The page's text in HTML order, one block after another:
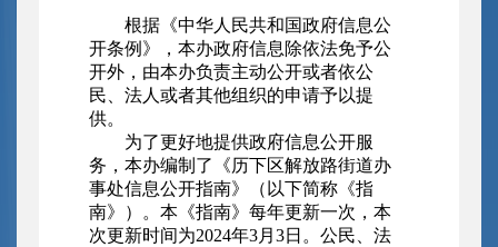
根据《中华人民共和国政府信息公
开条例》，本办政府信息除依法免予公
开外，由本办负责主动公开或者依公
民、法人或者其他组织的申请予以提
供。
为了更好地提供政府信息公开服
务，本办编制了《历下区解放路街道办
事处信息公开指南》（以下简称《指
南》）。本《指南》每年更新一次，本
次更新时间为2024年3月3日。公民、法